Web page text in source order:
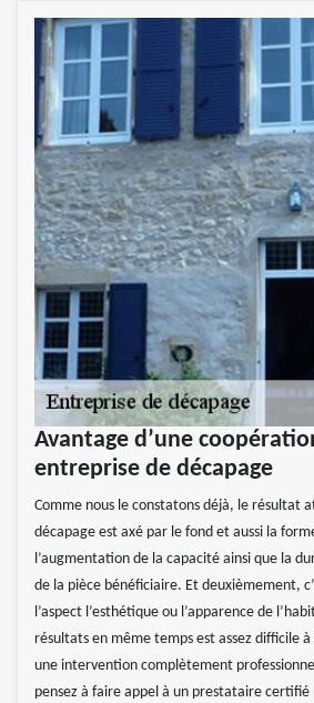
Avantage d’une
entreprise de décapage
Comme nous le constatons déjà, le résultat
décapage est axé par le fond et aussi la
l’augmentation de la capacité ainsi que la
de la pièce bénéficiaire. Et deuxièmement,
l’aspect l’esthétique ou l’apparence de
résultats en même temps est assez difficile
une intervention complètement
pensez à faire appel à un prestataire